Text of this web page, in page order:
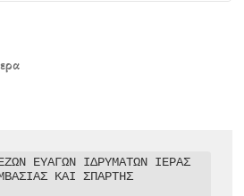
ΕΥΑΓΩΝ ΙΔΡΥΜΑΤΩΝ ΙΕΡΑΣ
ΚΑΙ ΣΠΑΡΤΗΣ